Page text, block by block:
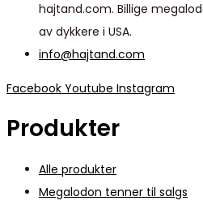
hajtand.com. Billige
av dykkere i USA.
info@hajtand.com
Facebook Youtube Instagram
Produkter
Alle produkter
Megalodon tenner til salgs